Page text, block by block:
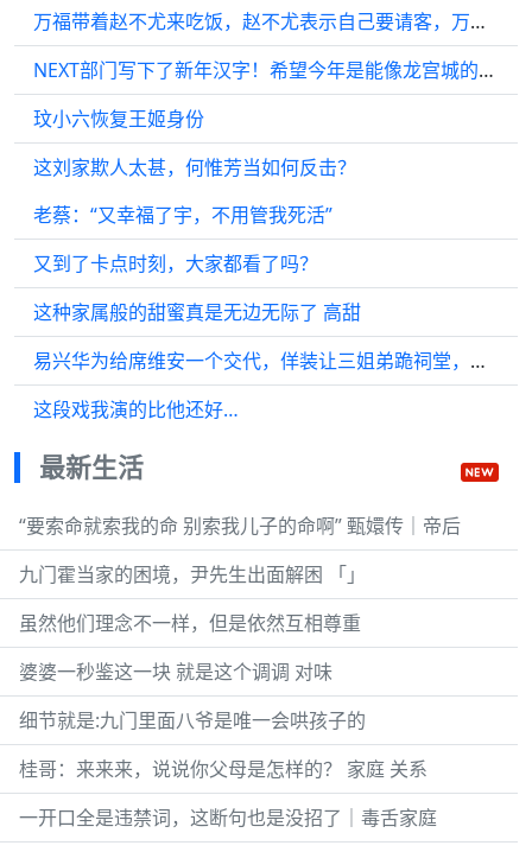
万福带着赵不尤来吃饭，赵不尤表示自己要请客，万福则让赵不尤放心点…
NEXT部门写下了新年汉字！希望今年是能像龙宫城的龙一样飞跃的一年！
玟小六恢复王姬身份
这刘家欺人太甚，何惟芳当如何反击？
老蔡：“又幸福了宇，不用管我死活”
又到了卡点时刻，大家都看了吗？
这种家属般的甜蜜真是无边无际了 高甜
易兴华为给席维安一个交代，佯装让三姐弟跪祠堂，老父亲的良苦用心好感人
这段戏我演的比他还好…
最新生活
“要索命就索我的命 别索我儿子的命啊” 甄嬛传｜帝后
九门霍当家的困境，尹先生出面解困 「」
虽然他们理念不一样，但是依然互相尊重
婆婆一秒鉴这一块 就是这个调调 对味
细节就是:九门里面八爷是唯一会哄孩子的
桂哥：来来来，说说你父母是怎样的？ 家庭 关系
一开口全是违禁词，这断句也是没招了｜毒舌家庭